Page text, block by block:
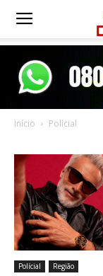
Notícias
Início Polícial
Polícial Região